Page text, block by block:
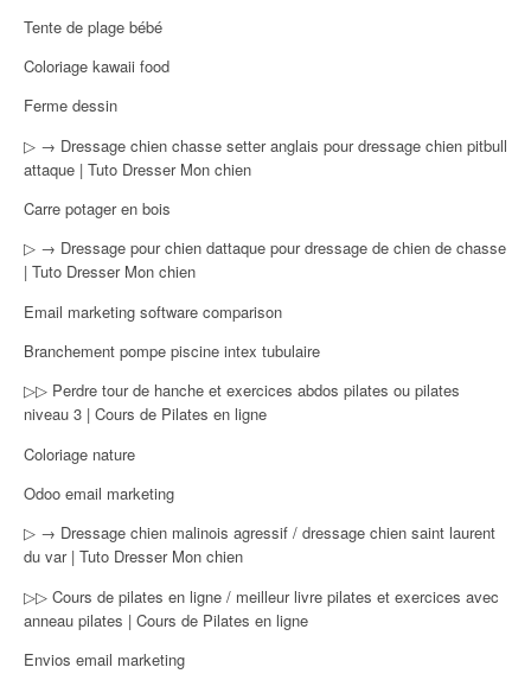
Tente de plage bébé
Coloriage kawaii food
Ferme dessin
▷ → Dressage chien chasse setter anglais pour dressage chien pitbull
attaque | Tuto Dresser Mon chien
Carre potager en bois
▷ → Dressage pour chien dattaque pour dressage de chien de chasse
| Tuto Dresser Mon chien
Email marketing software comparison
Branchement pompe piscine intex tubulaire
▷▷ Perdre tour de hanche et exercices abdos pilates ou pilates
niveau 3 | Cours de Pilates en ligne
Coloriage nature
Odoo email marketing
▷ → Dressage chien malinois agressif / dressage chien saint laurent
du var | Tuto Dresser Mon chien
▷▷ Cours de pilates en ligne / meilleur livre pilates et exercices avec
anneau pilates | Cours de Pilates en ligne
Envios email marketing